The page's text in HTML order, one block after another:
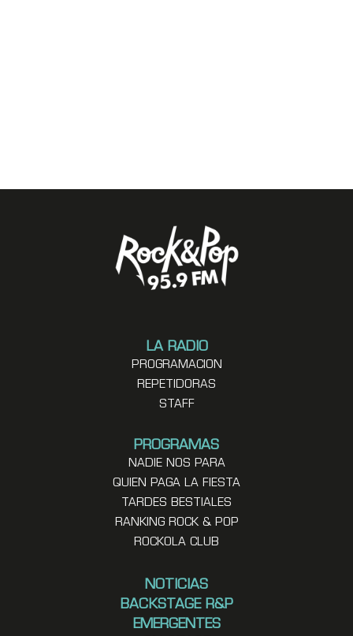
LA RADIO
PROGRAMACION
REPETIDORAS
STAFF
PROGRAMAS
NADIE NOS PARA
QUIEN PAGA LA FIESTA
TARDES BESTIALES
RANKING ROCK & POP
ROCKOLA CLUB
NOTICIAS
BACKSTAGE R&P
EMERGENTES